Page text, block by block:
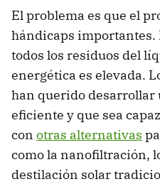
El problema es que el
hándicaps
todos los residuos del
energética es elevada.
han querido desarrollar
eficiente y que sea
con otras alternativas
como la nanofiltración,
destilación solar